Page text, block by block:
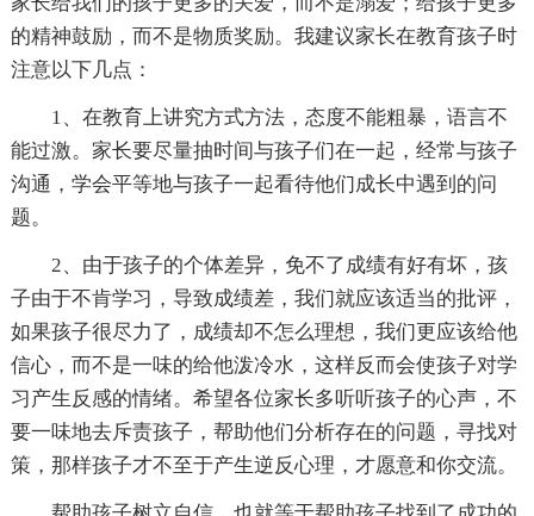
的精神鼓励，而不是物质奖励。我建议家长在教育孩子时
注意以下几点：
1、在教育上讲究方式方法，态度不能粗暴，语言不
能过激。家长要尽量抽时间与孩子们在一起，经常与孩子
沟通，学会平等地与孩子一起看待他们成长中遇到的问
题。
2、由于孩子的个体差异，免不了成绩有好有坏，孩
子由于不肯学习，导致成绩差，我们就应该适当的批评，
如果孩子很尽力了，成绩却不怎么理想，我们更应该给他
信心，而不是一味的给他泼冷水，这样反而会使孩子对学
习产生反感的情绪。希望各位家长多听听孩子的心声，不
要一味地去斥责孩子，帮助他们分析存在的问题，寻找对
策，那样孩子才不至于产生逆反心理，才愿意和你交流。